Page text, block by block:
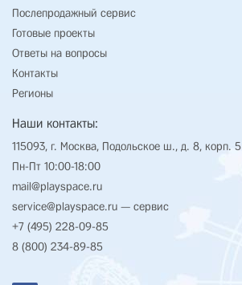
Послепродажный сервис
Готовые проекты
Ответы на вопросы
Контакты
Регионы
Наши контакты:
115093, г. Москва, Подольское ш., д. 8, корп. 5
Пн-Пт 10:00-18:00
mail@playspace.ru
service@playspace.ru — сервис
+7 (495) 228-09-85
8 (800) 234-89-85